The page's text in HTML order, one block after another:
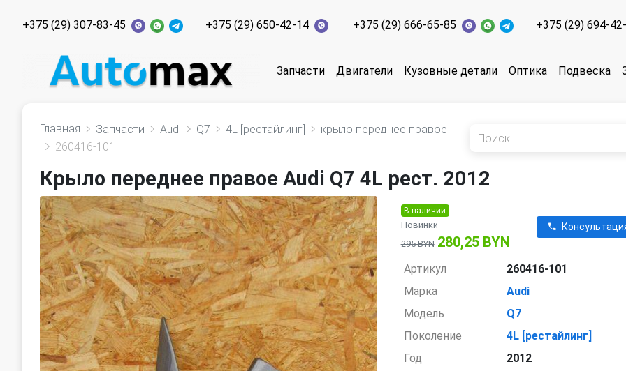
+375 (29) 307-83-45 +375 (29) 650-42-14 +375 (29) 666-65-85 +375 (29) 694-
Запчасти Двигатели Кузовные детали Оптика Подвеска
Главная Запчасти Audi Q7 4L [рестайлинг]
крыло переднее правое
260416-101
Крыло переднее правое Audi Q7 4L рест. 2012
В наличии
Новинки
295 BYN 280,25 BYN
Артикул
260416-101
Марка
Audi
Модель
Q7
Поколение
4L [рестайлинг]
Год
2012